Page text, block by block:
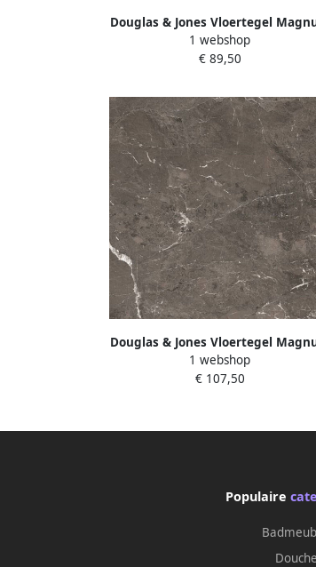
Douglas & Jones Vloertegel
120x120 cm Marmerlook
6 mm Mat Aqua
1 webshop
€ 89,50
Douglas & Jones Vloertegel
120x120 cm Marmerlook
6 mm Gepolijst Brown
1 webshop
€ 107,50
Populaire
Douche